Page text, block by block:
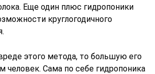
Еще один плюс гидропоники
круглогодичного
этого метода, то большую его
человек. Сама по себе гидропоника